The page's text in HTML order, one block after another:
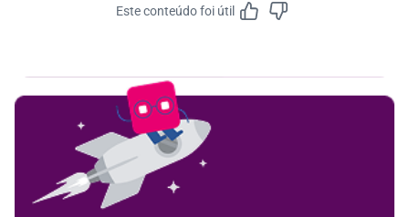
Este conteúdo foi útil